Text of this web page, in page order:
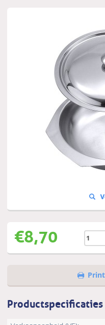
€8,70
Productspecificaties